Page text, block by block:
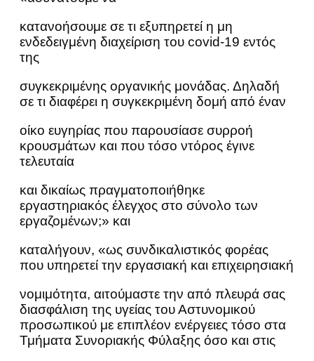
κατανοήσουμε σε τι εξυπηρετεί η μη
ενδεδειγμένη διαχείριση του covid-19 εντός
της
συγκεκριμένης οργανικής μονάδας. Δηλαδή
σε τι διαφέρει η συγκεκριμένη δομή από έναν
οίκο ευγηρίας που παρουσίασε συρροή
κρουσμάτων και που τόσο ντόρος έγινε
τελευταία
και δικαίως πραγματοποιήθηκε
εργαστηριακός έλεγχος στο σύνολο των
εργαζομένων;» και
καταλήγουν, «ως συνδικαλιστικός φορέας
που υπηρετεί την εργασιακή και επιχειρησιακή
νομιμότητα, αιτούμαστε την από πλευρά σας
διασφάλιση της υγείας του Αστυνομικού
προσωπικού με επιπλέον ενέργειες τόσο στα
Τμήματα Συνοριακής Φύλαξης όσο και στις